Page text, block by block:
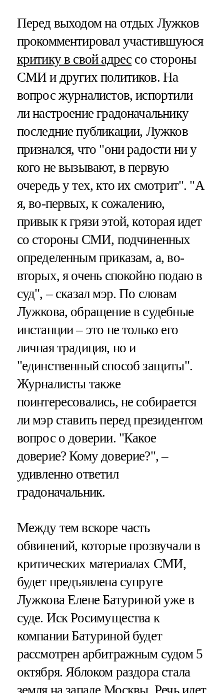
Перед выходом на отдых Лужков
прокомментировал участившуюся
критику в свой адрессо стороны
СМИ и других политиков. На
вопрос журналистов, испортили
ли настроение градоначальнику
последние публикации, Лужков
признался, что "они радости ни у
кого не вызывают, в первую
очередь у тех, кто их смотрит". "А
я, во-первых, к сожалению,
привык к грязи этой, которая идет
со стороны СМИ, подчиненных
определенным приказам, а, во-
вторых, я очень спокойно подаю в
суд", – сказал мэр. По словам
Лужкова, обращение в судебные
инстанции – это не только его
личная традиция, но и
"единственный способ защиты".
Журналисты также
поинтересовались, не собирается
ли мэр ставить перед президентом
вопрос о доверии. "Какое
доверие? Кому доверие?", –
удивленно ответил
градоначальник.
Между тем вскоре часть
обвинений, которые прозвучали в
критических материалах СМИ,
будет предъявлена супруге
Лужкова Елене Батуриной уже в
суде. Иск Росимущества к
компании Батуриной будет
рассмотрен арбитражным судом 5
октября. Яблоком раздора стала